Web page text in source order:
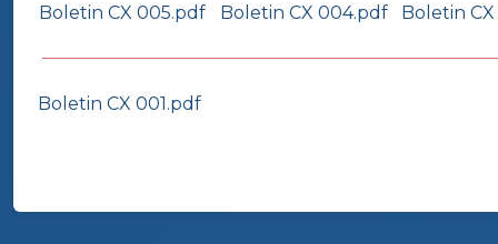
Boletin CX 005.pdf
Boletin CX 004.pdf Boletin
Boletin CX 001.pdf